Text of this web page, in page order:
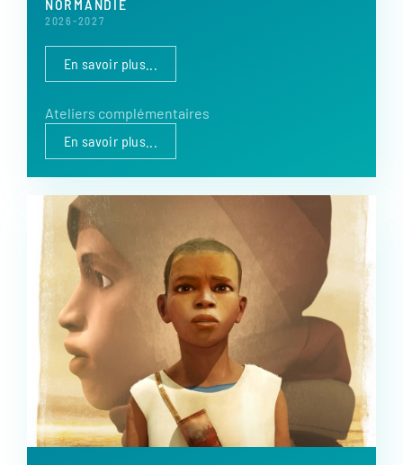
NORMANDIE
2026-2027
En savoir plus...
Ateliers complémentaires
En savoir plus...